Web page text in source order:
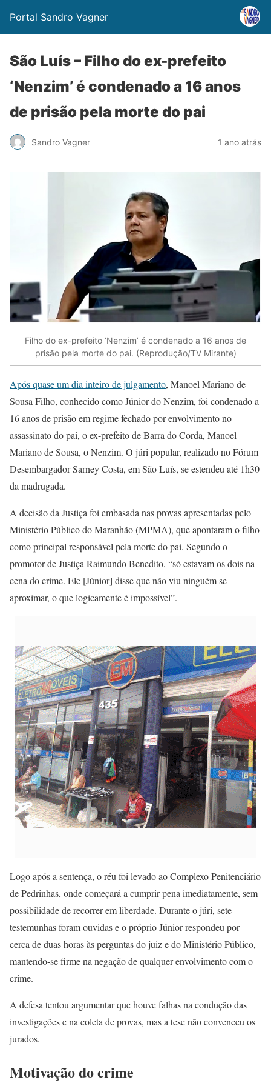
Portal Sandro Vagner
São Luís – Filho do ex-prefeito
‘Nenzim’ é condenado a 16 anos
de prisão pela morte do pai
Sandro Vagner 1 ano atrás
Filho do ex-prefeito ‘Nenzim’ é condenado a 16 anos de
prisão pela morte do pai. (Reprodução/TV Mirante)
Após quase um dia inteiro de julgamento, Manoel Mariano de
Sousa Filho, conhecido como Júnior do Nenzim, foi condenado a
16 anos de prisão em regime fechado por envolvimento no
assassinato do pai, o ex-prefeito de Barra do Corda, Manoel
Mariano de Sousa, o Nenzim. O júri popular, realizado no Fórum
Desembargador Sarney Costa, em São Luís, se estendeu até 1h30
da madrugada.
A decisão da Justiça foi embasada nas provas apresentadas pelo
Ministério Público do Maranhão (MPMA), que apontaram o filho
como principal responsável pela morte do pai. Segundo o
promotor de Justiça Raimundo Benedito, “só estavam os dois na
cena do crime. Ele [Júnior] disse que não viu ninguém se
aproximar, o que logicamente é impossível”.
Logo após a sentença, o réu foi levado ao Complexo Penitenciário
de Pedrinhas, onde começará a cumprir pena imediatamente, sem
possibilidade de recorrer em liberdade. Durante o júri, sete
testemunhas foram ouvidas e o próprio Júnior respondeu por
cerca de duas horas às perguntas do juiz e do Ministério Público,
mantendo-se firme na negação de qualquer envolvimento com o
crime.
A defesa tentou argumentar que houve falhas na condução das
investigações e na coleta de provas, mas a tese não convenceu os
jurados.
Motivação do crime